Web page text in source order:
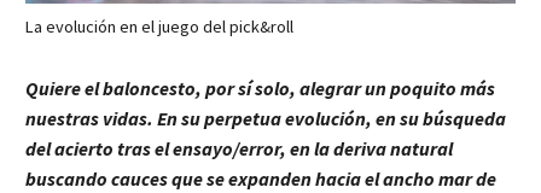
La evolución en el juego del pick&roll
Quiere el baloncesto, por sí solo, alegrar un poquito más
nuestras vidas. En su perpetua evolución, en su búsqueda
del acierto tras el ensayo/error, en la deriva natural
buscando cauces que se expanden hacia el ancho mar de